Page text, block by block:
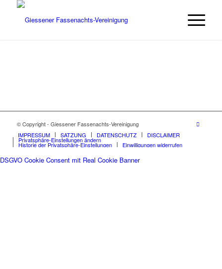
© Copyright - Giessener Fassenachts-Vereinigung
IMPRESSUM
SATZUNG DATENSCHUTZ DISCLAIMER
Privatsphäre-Einstellungen ändern
Historie der Privatsphäre-Einstellungen Einwilligungen widerrufen
DSGVO Cookie Consent mit Real Cookie Banner